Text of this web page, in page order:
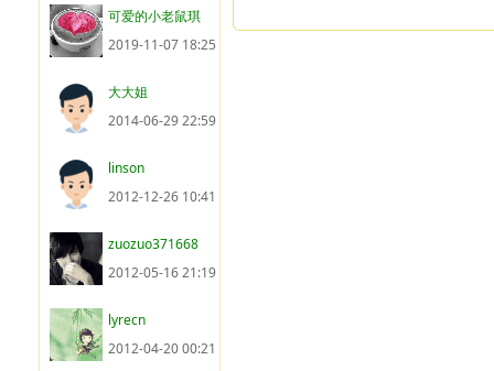
可爱的小老鼠琪
2019-11-07 18:25
大大姐
2014-06-29 22:59
linson
2012-12-26 10:41
zuozuo371668
2012-05-16 21:19
lyrecn
2012-04-20 00:21